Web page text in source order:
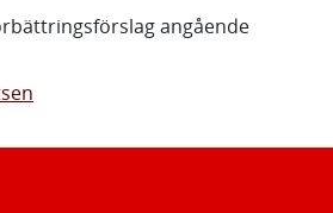
angående